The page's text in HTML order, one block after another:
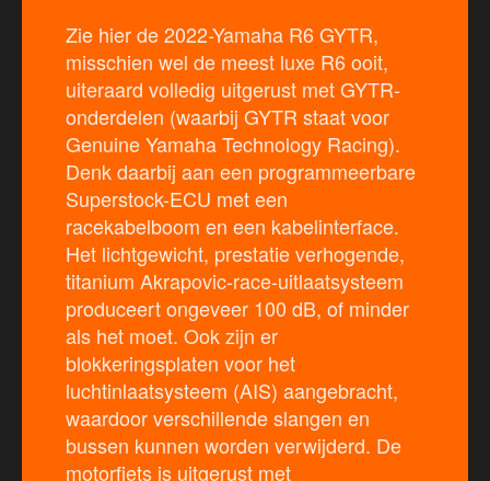
Zie hier de 2022-Yamaha R6 GYTR,
misschien wel de meest luxe R6 ooit,
uiteraard volledig uitgerust met GYTR-
onderdelen (waarbij GYTR staat voor
Genuine Yamaha Technology Racing).
Denk daarbij aan een programmeerbare
Superstock-ECU met een
racekabelboom en een kabelinterface.
Het lichtgewicht, prestatie verhogende,
titanium Akrapovic-race-uitlaatsysteem
produceert ongeveer 100 dB, of minder
als het moet. Ook zijn er
blokkeringsplaten voor het
luchtinlaatsysteem (AIS) aangebracht,
waardoor verschillende slangen en
bussen kunnen worden verwijderd. De
motorfiets is uitgerust met